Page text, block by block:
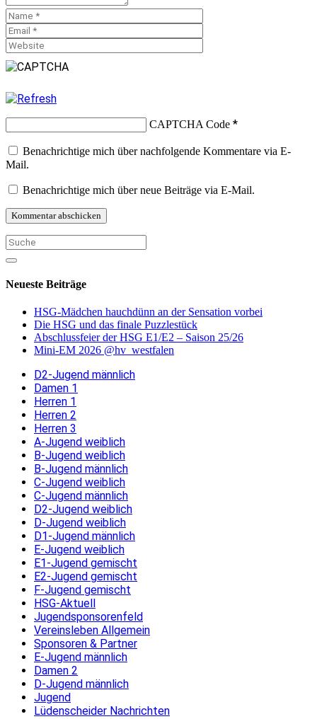
CAPTCHA Code *
Benachrichtige mich über nachfolgende Kommentare via E-
Mail.
Benachrichtige mich über neue Beiträge via E-Mail.
Neueste Beiträge
HSG-Mädchen hauchdünn an der Sensation vorbei
Die HSG und das finale Puzzlestück
Abschlussfeier der HSG E1/E2 – Saison 25/26
Mini-EM 2026 @hv_westfalen
D2-Jugend männlich
Damen 1
Herren 1
Herren 2
Herren 3
A-Jugend weiblich
B-Jugend weiblich
B-Jugend männlich
C-Jugend weiblich
C-Jugend männlich
D2-Jugend weiblich
D-Jugend weiblich
D1-Jugend männlich
E-Jugend weiblich
E1-Jugend gemischt
E2-Jugend gemischt
F-Jugend gemischt
HSG-Aktuell
Jugendsponsorenfeld
Vereinsleben Allgemein
Sponsoren & Partner
E-Jugend männlich
Damen 2
D-Jugend männlich
Jugend
Lüdenscheider Nachrichten